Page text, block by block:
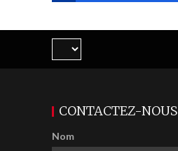
CONTACTEZ-NOUS
Nom